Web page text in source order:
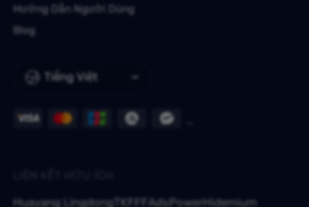
Tiếng Việt
Hướng Dẫn Người Dùng
Blog
Huayang Lingdong TKFFF AdsPowerHidemium